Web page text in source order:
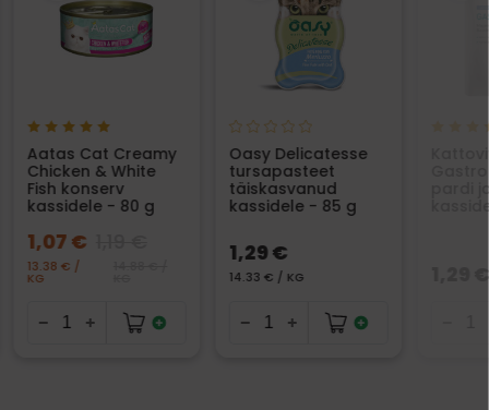
Aatas Cat Creamy
Chicken & White
Fish konserv
kassidele - 80 g
1,07 €
13.38 € /
KG
Oasy Delicatesse
tursapasteet
täiskasvanud
kassidele - 85 g
1,29 €
14.33 € / KG
pardi
1,29 €